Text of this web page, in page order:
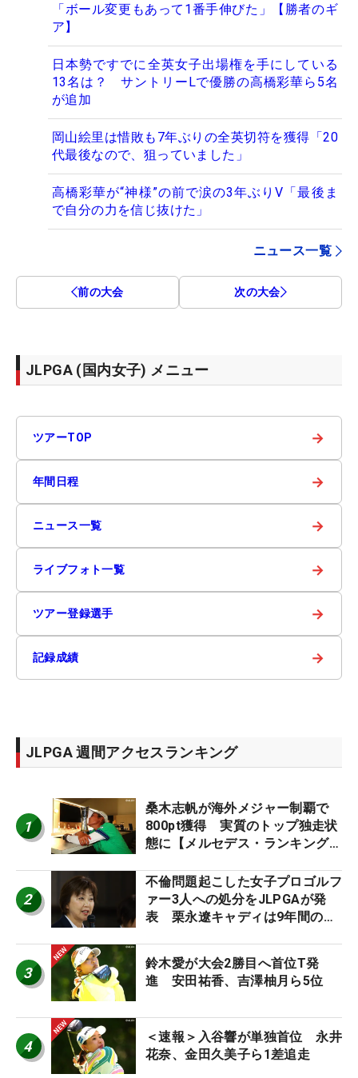
「ボール変更もあって1番手伸びた」【勝者のギ
ア】
日本勢ですでに全英女子出場権を手にしている
13名は？ サントリーLで優勝の高橋彩華ら5名
が追加
岡山絵里は惜敗も7年ぶりの全英切符を獲得「20
代最後なので、狙っていました」
高橋彩華が“神様”の前で涙の3年ぶりV「最後ま
で自分の力を信じ抜けた」
ニュース一覧
前の大会 次の大会
JLPGA (国内女子) メニュー
ツアーTOP →
年間日程 →
ニュース一覧 →
ライブフォト一覧 →
ツアー登録選手 →
記録成績 →
JLPGA 週間アクセスランキング
1
桑木志帆が海外メジャー制覇で
800pt獲得 実質のトップ独走状
態に【メルセデス・ランキング番
2
不倫問題起こした女子プロゴルフ
ァー3人への処分をJLPGAが発
表 栗永遼キャディは9年間の立
3
鈴木愛が大会2勝目へ首位T発
進 安田祐香、吉澤柚月ら5位
4
＜速報＞入谷響が単独首位 永井
花奈、金田久美子ら1差追走